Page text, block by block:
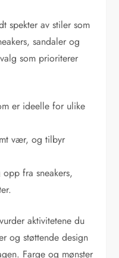
spekter av stiler som
sandaler og
som prioriterer
er ideelle for ulike
vær, og tilbyr
opp fra sneakers,
aktivitetene du
og støttende design
Farge og mønster